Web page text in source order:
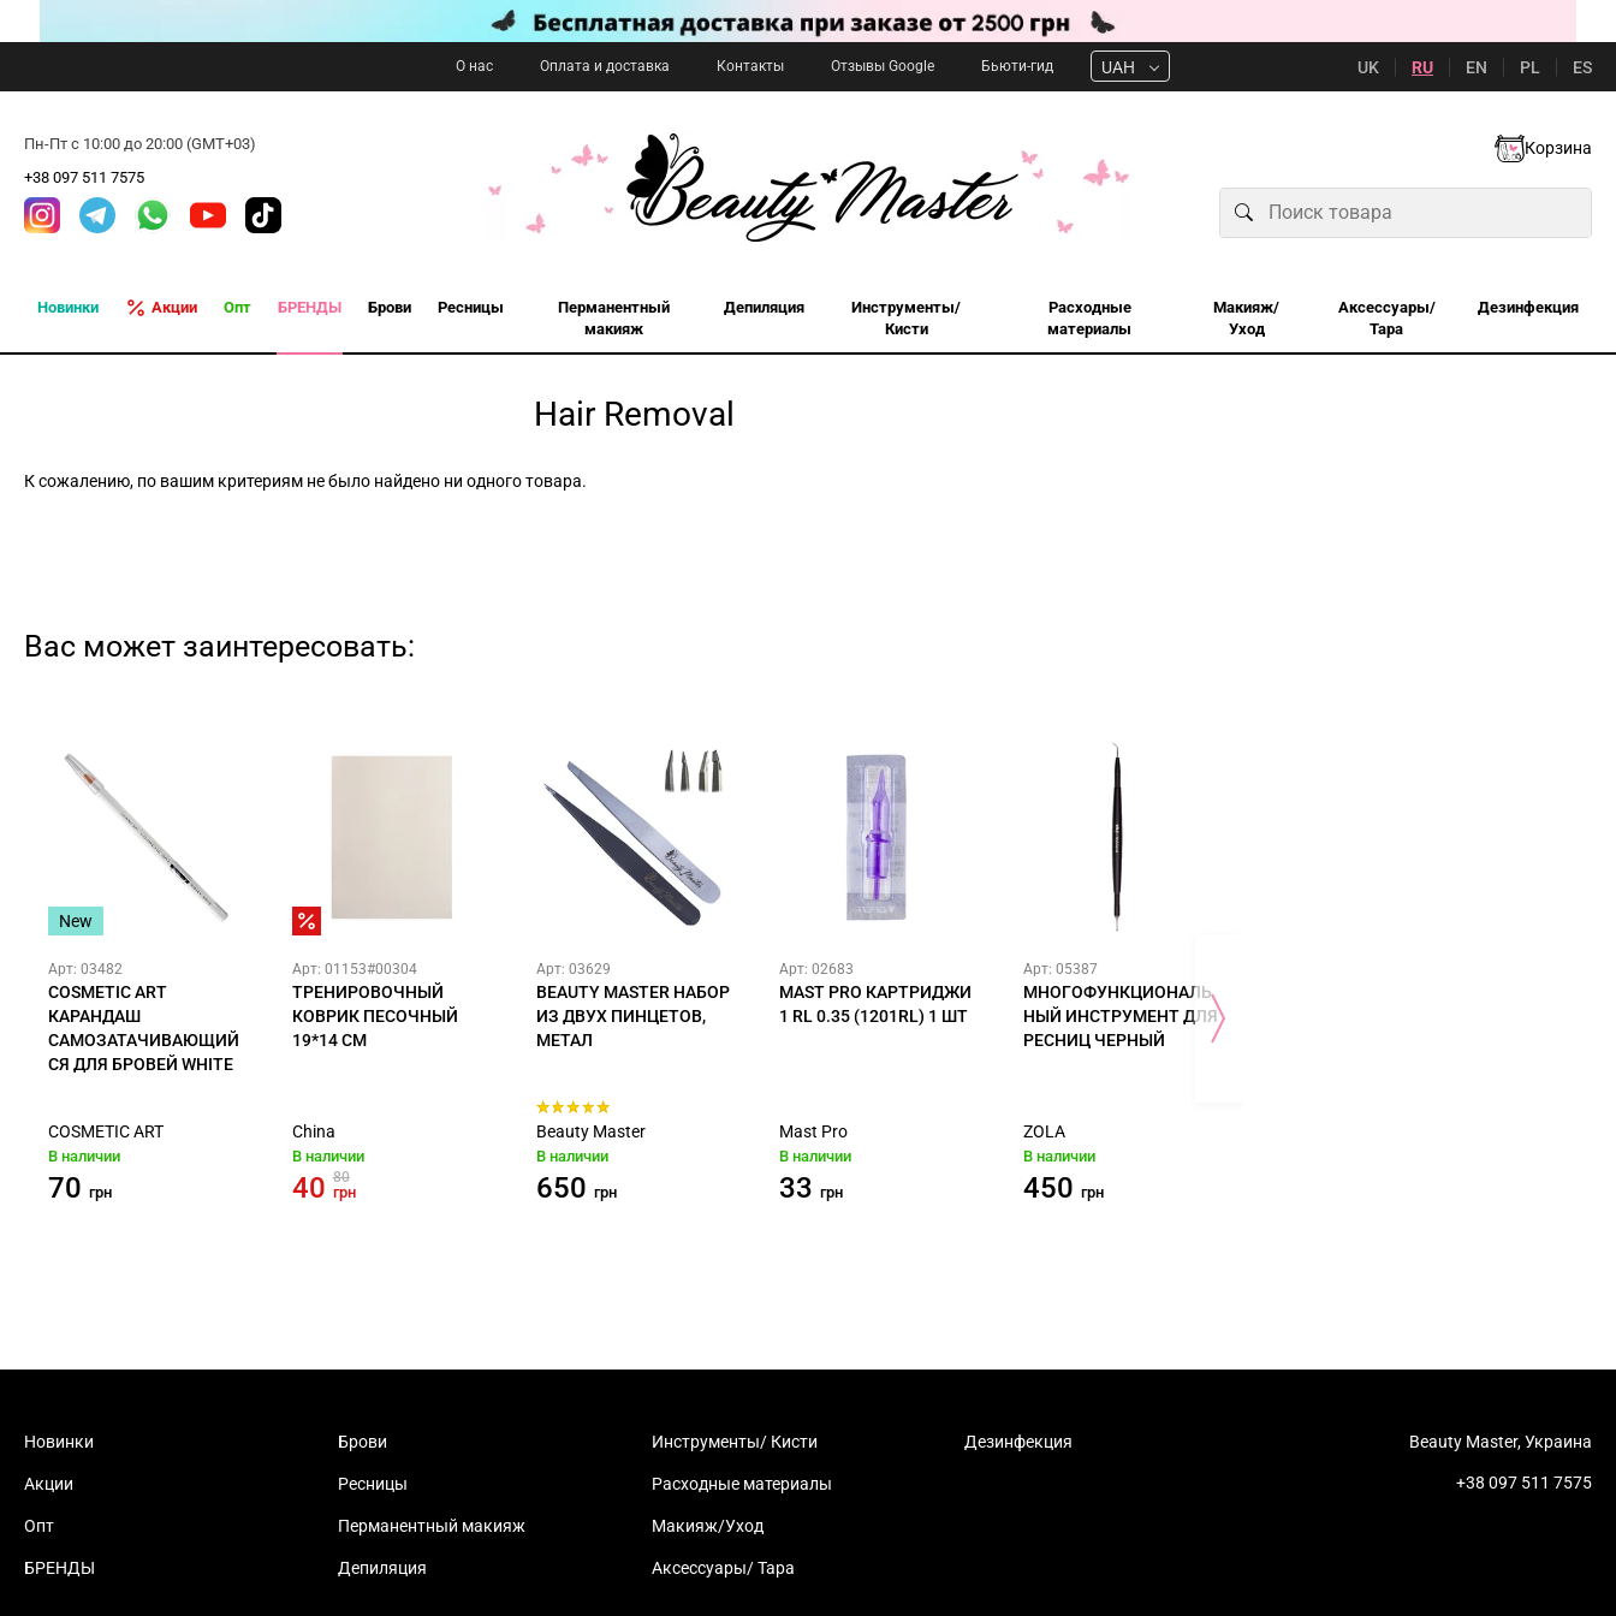
О нас Оплата и доставка Контакты Отзывы Google Бьюти-гид UAH UK RU EN PL ES
Пн-Пт с 10:00 до 20:00 (GMT+03)
+38 097 511 7575
Корзина
Новинки Акции Опт БРЕНДЫ Брови Ресницы
Перманентный
макияж
Депиляция
Инструменты/
Кисти
Расходные
материалы
Макияж/
Уход
Аксессуары/
Тара
Дезинфекция
Hair Removal
К сожалению, по вашим критериям не было найдено ни одного товара.
Вас может заинтересовать:
New
Арт: 03482
COSMETIC ART
КАРАНДАШ
САМОЗАТАЧИВАЮЩИЙ
СЯ ДЛЯ БРОВЕЙ WHITE
COSMETIC ART
В наличии
70 грн
Арт: 01153#00304
ТРЕНИРОВОЧНЫЙ
КОВРИК ПЕСОЧНЫЙ
19*14 СМ
China
В наличии
40 80
грн
Арт: 03629
BEAUTY MASTER НАБОР
ИЗ ДВУХ ПИНЦЕТОВ,
МЕТАЛ
Beauty Master
В наличии
650 грн
Арт: 02683
MAST PRO КАРТРИДЖИ
1 RL 0.35 (1201RL) 1 ШТ
Mast Pro
В наличии
33 грн
Арт: 05387
МНОГОФУНКЦИОНАЛЬ
НЫЙ ИНСТРУМЕНТ ДЛЯ
РЕСНИЦ ЧЕРНЫЙ
ZOLA
В наличии
450 грн
Новинки
Акции
Опт
БРЕНДЫ
Брови
Ресницы
Перманентный макияж
Депиляция
Инструменты/ Кисти
Расходные материалы
Макияж/Уход
Аксессуары/ Тара
Дезинфекция Beauty Master, Украина
+38 097 511 7575